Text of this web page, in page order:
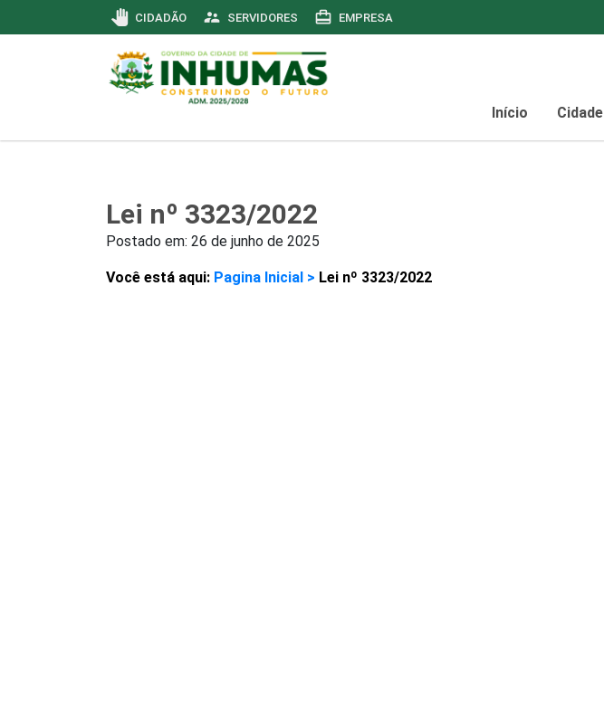
pan_tool CIDADÃO supervisor_account SERVIDORES card_travel EMPRESA
Início Cidade
Lei nº 3323/2022
Postado em: 26 de junho de 2025
Você está aqui: Pagina Inicial > Lei nº 3323/2022